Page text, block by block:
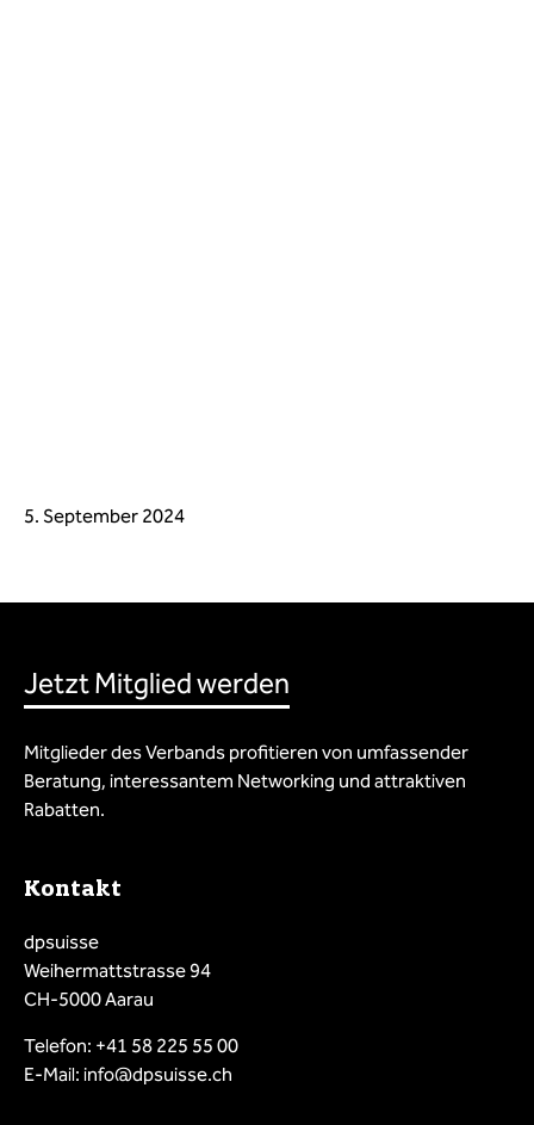
5. September 2024
Jetzt Mitglied werden
Mitglieder des Verbands profitieren von umfassender
Beratung, interessantem Networking und attraktiven
Rabatten.
Kontakt
dpsuisse
Weihermattstrasse 94
CH-5000 Aarau
Telefon: +41 58 225 55 00
E-Mail: info@dpsuisse.ch